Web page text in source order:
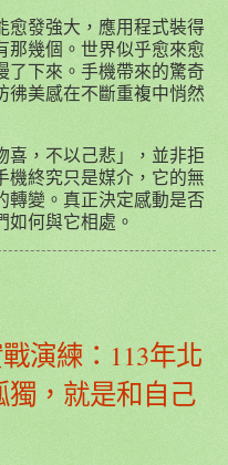
愈發強大，應用程式裝得
那幾個。世界似乎愈來愈
了下來。手機帶來的驚奇
彿美感在不斷重複中悄然
喜，不以己悲」，並非拒
機終究只是媒介，它的無
轉變。真正決定感動是否
何與它相處。
演練：113年北
，就是和自己